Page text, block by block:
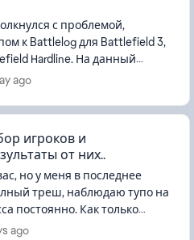
с проблемой,
к Battlelog для Battlefield 3,
ни на один сервер в этих
ago
игроков и
от них..
но у меня в последнее
треш, наблюдаю тупо на
постоянно. Как только
прилетает в голову или
ago